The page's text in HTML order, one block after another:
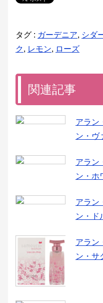
タグ : ガーデニア, シダ
ク, レモン, ローズ
関連記事
アラン
ン・ヴ
アラン
ン・ホ
アラン
ン・ド
アラン
ン・サ